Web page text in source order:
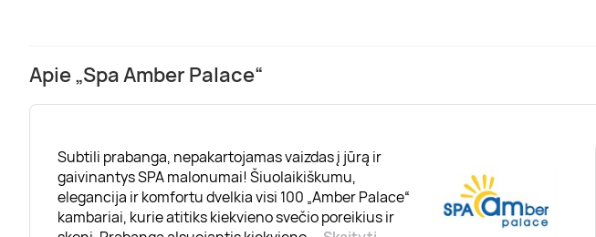
Apie „Spa Amber Palace“
Subtili prabanga, nepakartojamas vaizdas į jūrą ir
gaivinantys SPA malonumai! Šiuolaikiškumu,
elegancija ir komfortu dvelkia visi 100 „Amber Palace“
kambariai, kurie atitiks kiekvieno svečio poreikius ir